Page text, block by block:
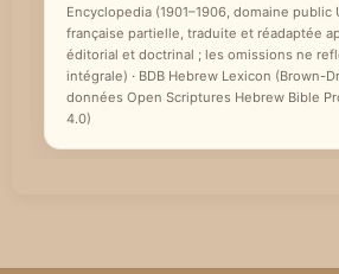
Encyclopedia (1901–1906, domaine
française partielle, traduite et réadaptée
éditorial et doctrinal ; les omissions ne
intégrale) · BDB Hebrew Lexicon (Brown-
données Open Scriptures Hebrew Bible
4.0)